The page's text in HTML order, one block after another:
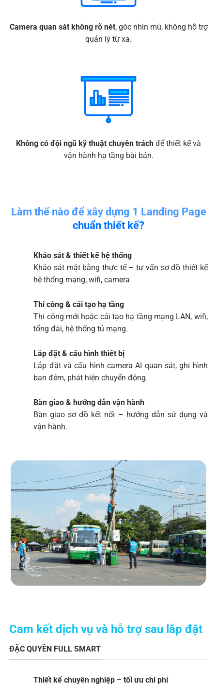
Camera quan sát không rõ nét, góc nhìn mù, không hỗ trợ
quản lý từ xa.
Không có đội ngũ kỹ thuật chuyên trách để thiết kế và
vận hành hạ tầng bài bản.
Làm thế nào để xây dựng 1 Landing Page
chuẩn thiết kế?
Khảo sát & thiết kế hệ thống
Khảo sát mặt bằng thực tế – tư vấn sơ đồ thiết kế
hệ thống mạng, wifi, camera
Thi công & cải tạo hạ tầng
Thi công mới hoặc cải tạo hạ tầng mạng LAN, wifi,
tổng đài, hệ thống tủ mạng.
Lắp đặt & cấu hình thiết bị
Lắp đặt và cấu hình camera AI quan sát, ghi hình
ban đêm, phát hiện chuyển động.
Bàn giao & hướng dẫn vận hành
Bàn giao sơ đồ kết nối – hướng dẫn sử dụng và
vận hành.
Cam kết dịch vụ và hỗ trợ sau lắp đặt
ĐẶC QUYỀN FULL SMART
Thiết kế chuyên nghiệp – tối ưu chi phí